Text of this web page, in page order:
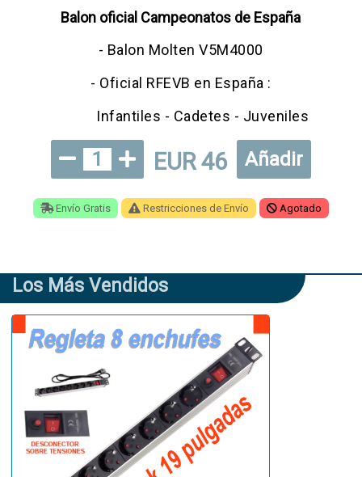
Balon oficial Campeonatos de España
- Balon Molten V5M4000
- Oficial RFEVB en España :
Infantiles - Cadetes - Juveniles
1 EUR 46 Añadir
Envío Gratis Restricciones de Envío Agotado
Los Más Vendidos